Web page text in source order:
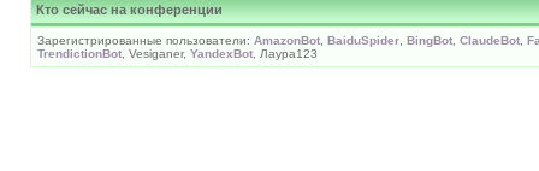
Кто сейчас на конференции
Зарегистрированные пользователи: AmazonBot BaiduSpider BingBot ClaudeBot
TrendictionBot , Vesiganer, YandexBot , Лаура123